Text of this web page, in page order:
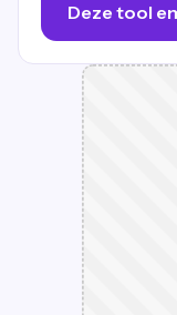
Deze tool